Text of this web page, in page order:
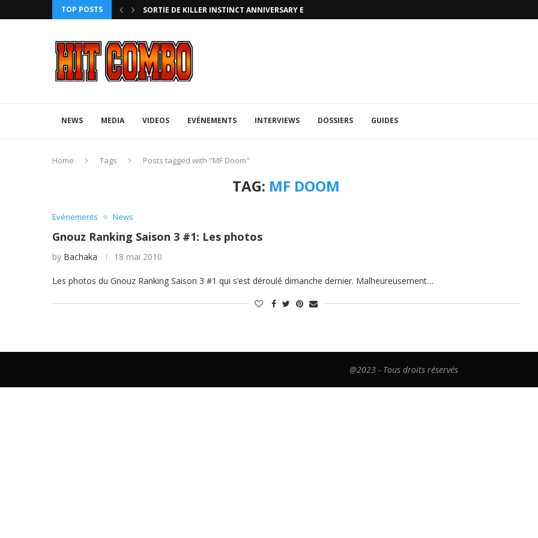
TOP POSTS
AVEC ROLLBACK... SORTIE DE KILLER INSTINCT ANNIVERSARY EDITION
NEWS MEDIA VIDEOS EVÉNEMENTS INTERVIEWS DOSSIERS GUIDES
Home Tags Posts tagged with "MF Doom"
TAG: MF DOOM
Evénements News
Gnouz Ranking Saison 3 #1: Les photos
by Bachaka 18 mai 2010
Les photos du Gnouz Ranking Saison 3 #1 qui s’est déroulé dimanche dernier. Malheureusement…
@2023 - Tous droits réservés